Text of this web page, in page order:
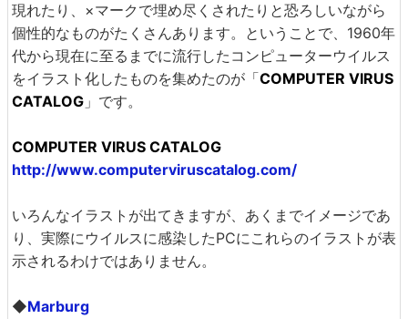
現れたり、×マークで埋め尽くされたりと恐ろしいながら
個性的なものがたくさんあります。ということで、1960年
代から現在に至るまでに流行したコンピューターウイルス
をイラスト化したものを集めたのが「COMPUTER VIRUS
CATALOG 」です。
COMPUTER VIRUS CATALOG
http://www.computerviruscatalog.com/
いろんなイラストが出てきますが、あくまでイメージであ
り、実際にウイルスに感染したPCにこれらのイラストが表
示されるわけではありません。
◆Marburg